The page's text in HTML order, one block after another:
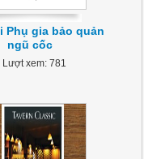
Phụ gia bảo quản
ngũ cốc
Lượt xem: 781